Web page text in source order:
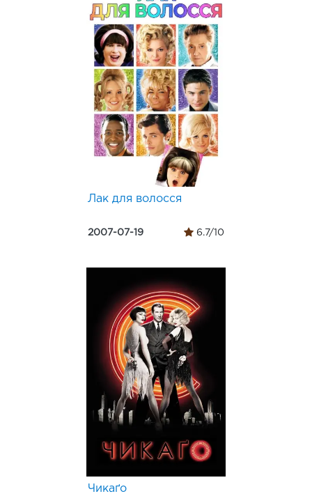
Лак для волосся
2007-07-19 6.7/10
Чикаґо